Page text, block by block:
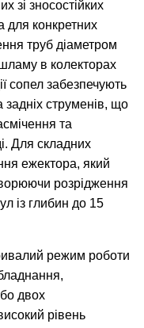
зі зносостійких
для конкретних
труб діаметром
в колекторах
сопел забезпечують
струменів, що
та
Для складних
ежектора, який
розрідження
із глибин до 15
режим роботи
двох
рівень